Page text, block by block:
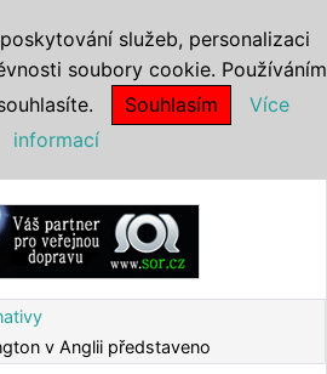
v Anglii představeno
služeb, personalizaci
soubory cookie. Používáním
Souhlasím
Více
informací